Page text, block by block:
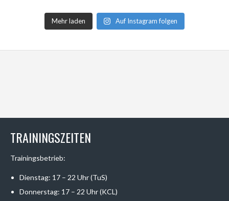
Mehr laden Auf Instagram folgen
TRAININGSZEITEN
Trainingsbetrieb:
Dienstag: 17 – 22 Uhr (TuS)
Donnerstag: 17 – 22 Uhr (KCL)